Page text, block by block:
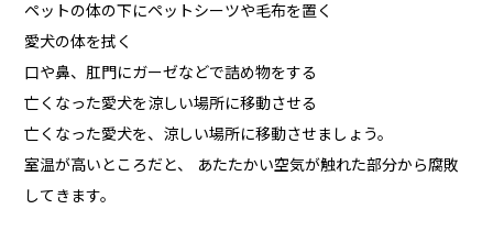
ペットの体の下にペットシーツや毛布を置く
愛犬の体を拭く
口や鼻、肛門にガーゼなどで詰め物をする
亡くなった愛犬を涼しい場所に移動させる
亡くなった愛犬を、涼しい場所に移動させましょう。
室温が高いところだと、 あたたかい空気が触れた部分から腐敗
してきます。